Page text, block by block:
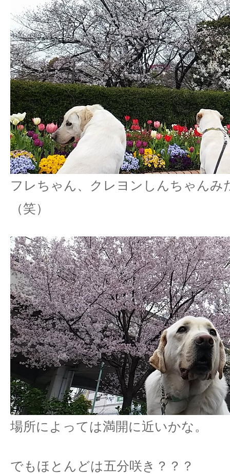
フレちゃん、クレヨンしんちゃんみ
（笑）
場所によっては満開に近いかな。
でもほとんどは五分咲き？？？